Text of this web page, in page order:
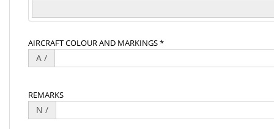
AIRCRAFT COLOUR AND MARKINGS *
A /
REMARKS
N /